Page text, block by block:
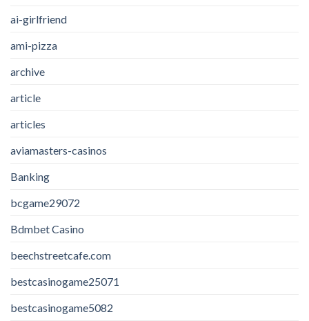
ai-girlfriend
ami-pizza
archive
article
articles
aviamasters-casinos
Banking
bcgame29072
Bdmbet Casino
beechstreetcafe.com
bestcasinogame25071
bestcasinogame5082